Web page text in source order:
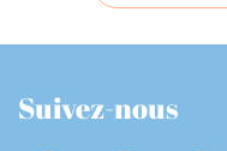
Suivez-nous